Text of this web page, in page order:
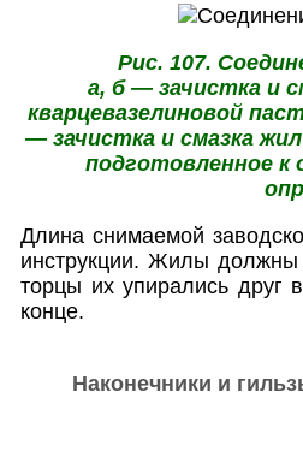
Рис. 107.
а, б — зачистка и
кварцевазелиновой
— зачистка и смазка
подготовленное к
Длина снимаемой
инструкции. Жилы должны
торцы их упирались друг
конце.
Наконечники и